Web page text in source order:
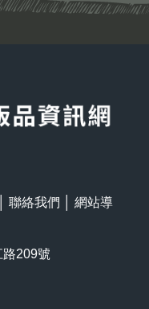
聯絡我們
網站導
209號